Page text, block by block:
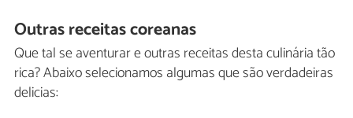
Outras receitas coreanas
Que tal se aventurar e outras receitas desta culinária tão
rica? Abaixo selecionamos algumas que são verdadeiras
delicias: